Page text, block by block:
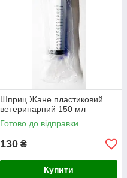
Шприц Жане пластиковий
ветеринарний 150 мл
Готово до відправки
130 ₴
Купити